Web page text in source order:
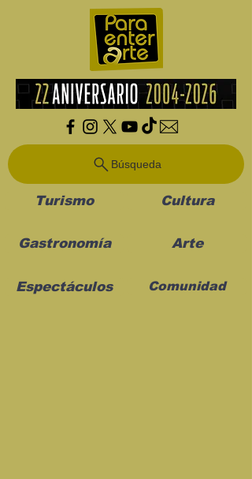
Búsqueda
Turismo Cultura
Gastronomía Arte
Espectáculos Comunidad